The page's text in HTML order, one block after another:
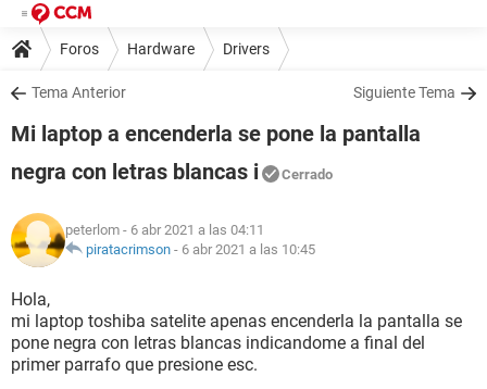
Foros Hardware Drivers
Tema Anterior Siguiente Tema
Mi laptop a encenderla se pone la pantalla
negra con letras blancas i
Cerrado
peterlom - 6 abr 2021 a las 04:11
piratacrimson - 6 abr 2021 a las 10:45
Hola,
mi laptop toshiba satelite apenas encenderla la pantalla se
pone negra con letras blancas indicandome a final del
primer parrafo que presione esc.